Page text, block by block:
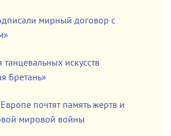
мирный договор с
танцевальных искусств
Бретань»
почтят память жертв и
мировой войны